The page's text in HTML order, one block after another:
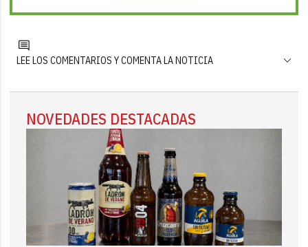
LEE LOS COMENTARIOS Y COMENTA LA NOTICIA
NOVEDADES DESTACADAS